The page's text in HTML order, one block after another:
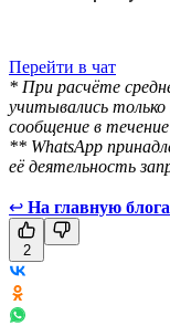
Перейти в чат
* При расчёте
учитывались
сообщение в
** WhatsApp
её деятельность
↩ На главную блога
2